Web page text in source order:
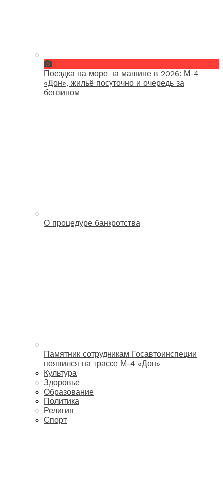
Поездка на море на машине в 2026: М-4
«Дон», жильё посуточно и очередь за
бензином
О процедуре банкротства
Памятник сотрудникам Госавтоинспеции
появился на трассе М-4 «Дон»
Культура
Здоровье
Образование
Политика
Религия
Спорт